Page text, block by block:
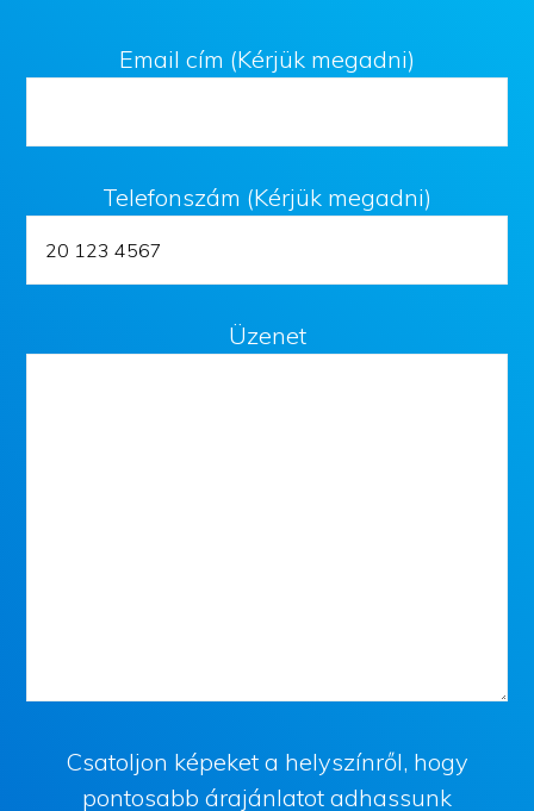
Email cím (Kérjük megadni)
Telefonszám (Kérjük megadni)
Üzenet
Csatoljon képeket a helyszínről, hogy
pontosabb árajánlatot adhassunk